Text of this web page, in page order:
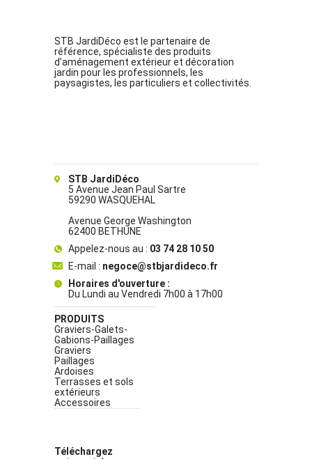
STB JardiDéco est le partenaire de
référence, spécialiste des produits
d’aménagement extérieur et décoration
jardin pour les professionnels, les
paysagistes, les particuliers et collectivités.
STB JardiDéco
5 Avenue Jean Paul Sartre
59290 WASQUEHAL
Avenue George Washington
62400 BETHUNE
Appelez-nous au : 03 74 28 10 50
E-mail : negoce@stbjardideco.fr
Horaires d'ouverture :
Du Lundi au Vendredi 7h00 à 17h00
PRODUITS
Graviers-Galets-
Gabions-Paillages
Graviers
Paillages
Ardoises
Terrasses et sols
extérieurs
Accessoires
Téléchargez